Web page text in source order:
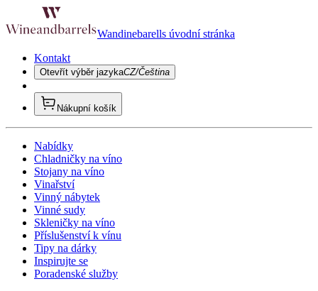
Wandinebarells úvodní stránka
Kontakt
Otevřít výběr jazykaCZ/Čeština
Nákupní košík
Nabídky
Chladničky na víno
Stojany na víno
Vinařství
Vinný nábytek
Vinné sudy
Skleničky na víno
Příslušenství k vínu
Tipy na dárky
Inspirujte se
Poradenské služby